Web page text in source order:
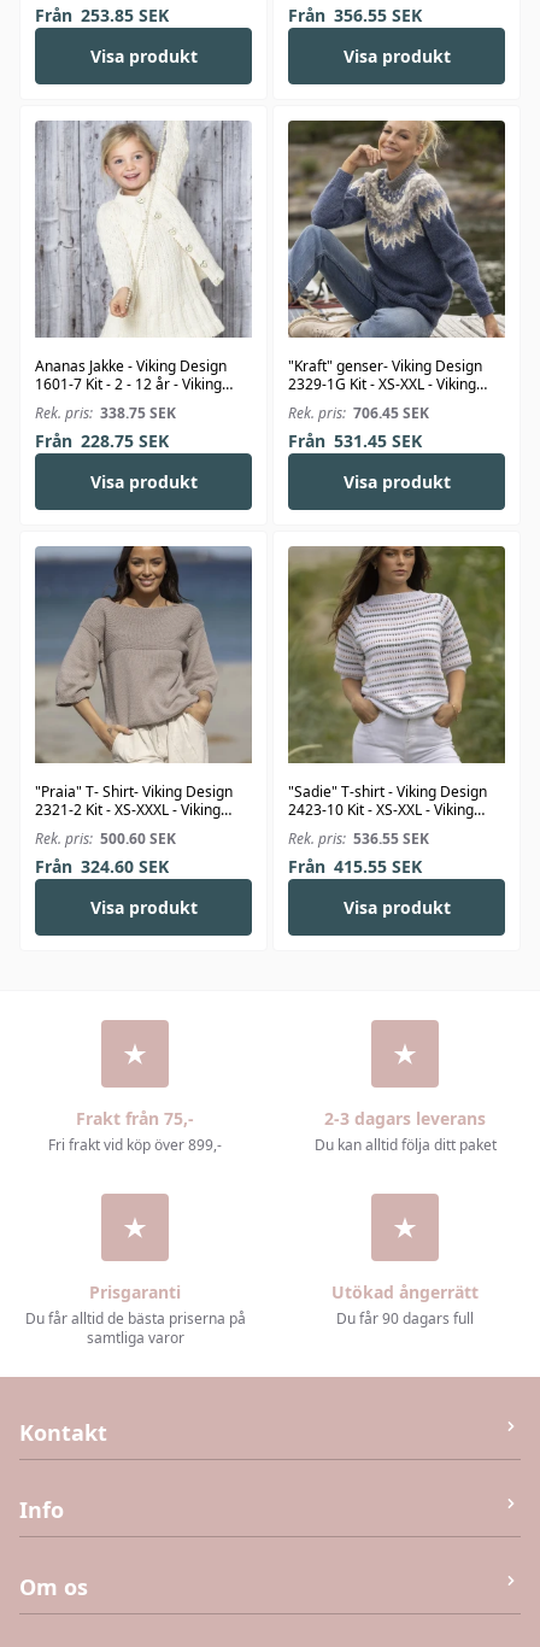
Från 253.85SEK
Visa produkt
Från 356.55SEK
Visa produkt
Ananas Jakke - Viking Design
1601-7 Kit - 2 - 12 år - Viking
Bjørk
Rek. pris: 338.75SEK
Från 228.75SEK
Visa produkt
"Kraft" genser- Viking Design
2329-1G Kit - XS-XXL - Viking
Wool
Rek. pris: 706.45SEK
Från 531.45SEK
Visa produkt
"Praia" T- Shirt- Viking Design
2321-2 Kit - XS-XXXL - Viking
Bjørk
Rek. pris: 500.60SEK
Från 324.60SEK
Visa produkt
"Sadie" T-shirt - Viking Design
2423-10 Kit - XS-XXL - Viking
Linus
Rek. pris: 536.55SEK
Från 415.55SEK
Visa produkt
Frakt från 75,-
Fri frakt vid köp över 899,-
2-3 dagars leverans
Du kan alltid följa ditt paket
Prisgaranti
Du får alltid de bästa priserna på
samtliga varor
Utökad ångerrätt
Du får 90 dagars full
Kontakt
Humlebæk Strandvej 40 (Ej returvara – se köpvillkor),
E-post:
Info
Om os